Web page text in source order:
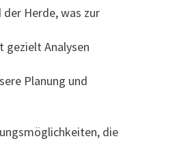
Herde, was zur
gezielt Analysen
Planung und
die